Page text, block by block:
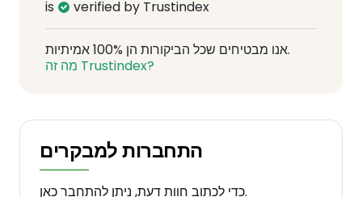
is verified by Trustindex
אנו מבטיחים שכל הביקורות הן 100% אמיתיות.
מה זה Trustindex?
התחברות למבקרים
כדי לכתוב חוות דעת, ניתן להתחבר כאן.